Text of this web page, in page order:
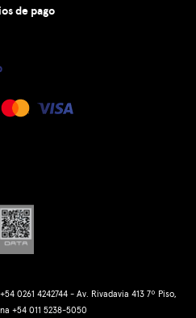
de pago
0261 4242744 - Av. Rivadavia 413 7º Piso,
+54 011 5238-5050